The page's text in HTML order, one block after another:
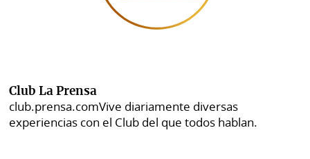
Club La Prensa
club.prensa.comVive diariamente diversas
experiencias con el Club del que todos hablan.